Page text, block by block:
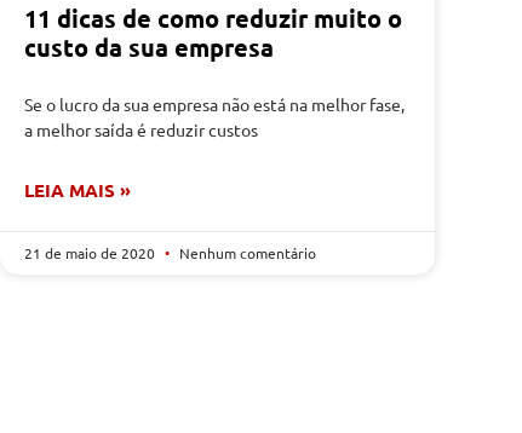
11 dicas de como reduzir muito o
custo da sua empresa
Se o lucro da sua empresa não está na melhor fase,
a melhor saída é reduzir custos
LEIA MAIS »
21 de maio de 2020 Nenhum comentário